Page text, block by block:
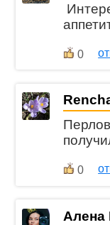
0
0
Алена